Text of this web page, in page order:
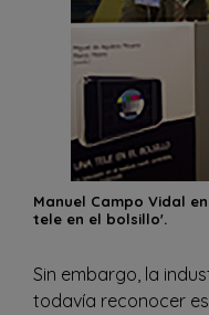
Manuel Campo Vidal
tele en el bolsillo'.
Sin embargo, la
todavía reconocer